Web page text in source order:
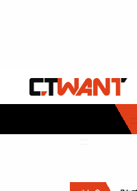
:::
社會首頁
時事
調查